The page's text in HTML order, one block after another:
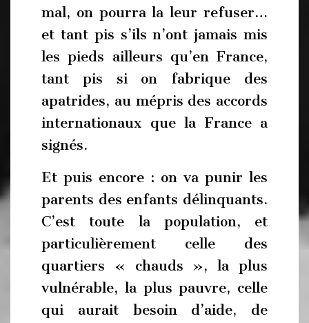
mal, on pourra la leur refuser…
et tant pis s’ils n’ont jamais mis
les pieds ailleurs qu’en France,
tant pis si on fabrique des
apatrides, au mépris des accords
internationaux que la France a
signés.
Et puis encore : on va punir les
parents des enfants délinquants.
C’est toute la population, et
particulièrement celle des
quartiers « chauds », la plus
vulnérable, la plus pauvre, celle
qui aurait besoin d’aide, de